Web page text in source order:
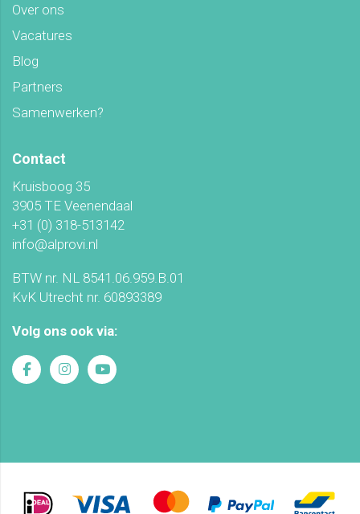
Over ons
Vacatures
Blog
Partners
Samenwerken?
Contact
Kruisboog 35
3905 TE Veenendaal
+31 (0) 318-513142
info@alprovi.nl
BTW nr. NL 8541.06.959.B.01
KvK Utrecht nr. 60893389
Volg ons ook via: